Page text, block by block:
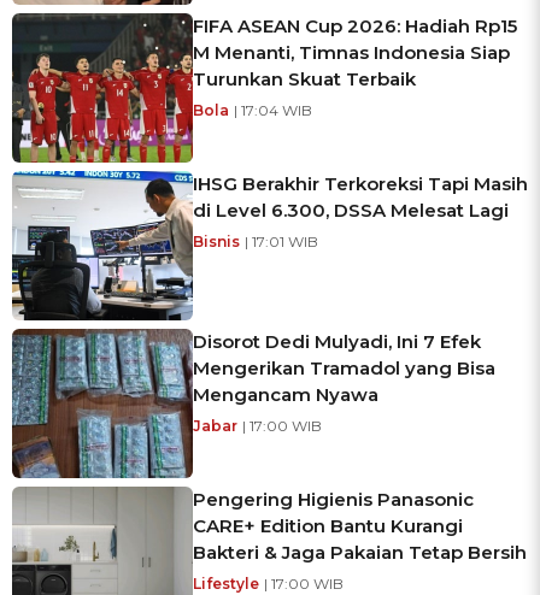
FIFA ASEAN Cup 2026: Hadiah Rp15
M Menanti, Timnas Indonesia Siap
Turunkan Skuat Terbaik
Bola | 17:04 WIB
IHSG Berakhir Terkoreksi Tapi Masih
di Level 6.300, DSSA Melesat Lagi
Bisnis | 17:01 WIB
Disorot Dedi Mulyadi, Ini 7 Efek
Mengerikan Tramadol yang Bisa
Mengancam Nyawa
Jabar | 17:00 WIB
Pengering Higienis Panasonic
CARE+ Edition Bantu Kurangi
Bakteri & Jaga Pakaian Tetap Bersih
Lifestyle | 17:00 WIB